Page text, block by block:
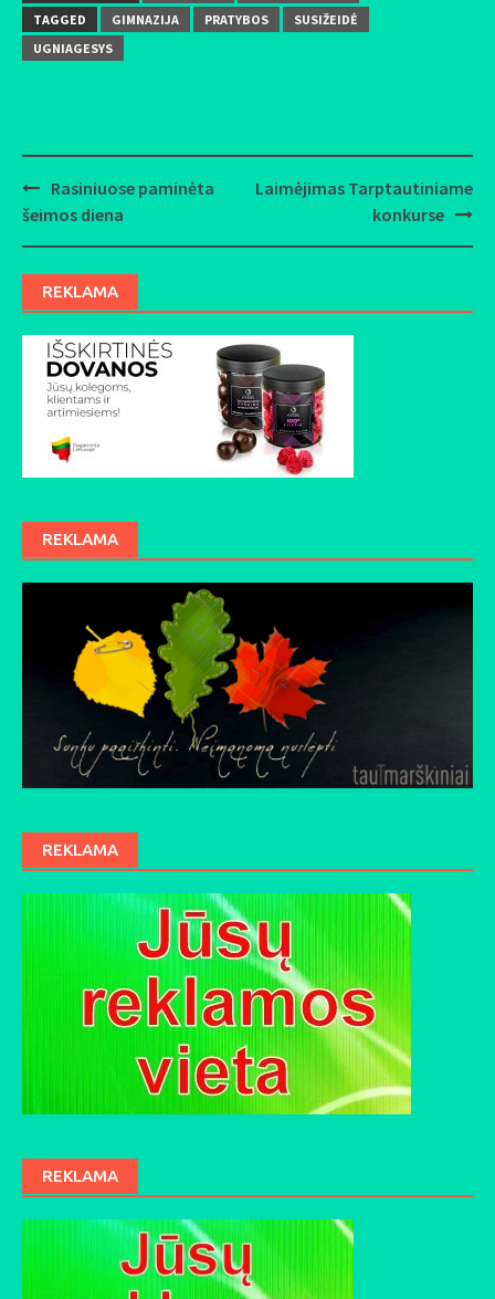
TAGGED
GIMNAZIJA PRATYBOS
SUSIŽEIDĖ
UGNIAGESYS
Post
navigation
Rasiniuose paminėta
šeimos diena
Laimėjimas Tarptautiniame
konkurse
REKLAMA
REKLAMA
REKLAMA
REKLAMA